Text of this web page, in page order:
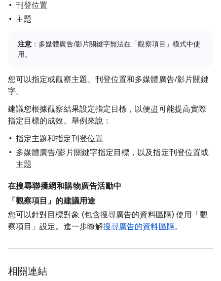
刊登位置
主題
注意 ：多媒體廣告/影片關鍵字無法在「觀察項目」模式中使
用。
您可以指定或觀察主題、刊登位置和多媒體廣告/影片關鍵
字。
建議您根據觀察結果設定指定目標，以便盡可能提高實際
指定目標的成效。舉例來說：
指定主題和指定刊登位置
多媒體廣告/影片關鍵字指定目標，以及指定刊登位置或
主題
在搜尋聯播網和購物廣告活動中
「觀察項目」的建議用途
您可以針對目標對象 (包含搜尋廣告的資料區隔) 使用「觀
察項目」設定。進一步瞭解搜尋廣告的資料區隔。
相關連結